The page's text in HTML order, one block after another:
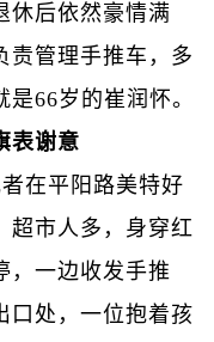
后依然豪情满
责管理手推车，多
66岁的崔润怀。
谢意
在平阳路美特好
超市人多，身穿红
，一边收发手推
口处，一位抱着孩